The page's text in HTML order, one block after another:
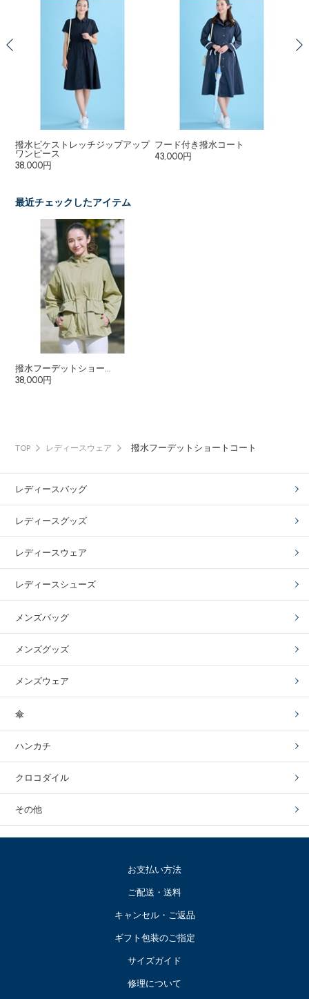
撥水ピケストレッチジップアップ
ワンピース
38,000円
フード付き撥水コート
43,000円
最近チェックしたアイテム
撥水フーデットショー...
38,000円
TOP レディースウェア 撥水フーデットショートコート
レディースバッグ
レディースグッズ
レディースウェア
レディースシューズ
メンズバッグ
メンズグッズ
メンズウェア
傘
ハンカチ
クロコダイル
その他
お支払い方法
ご配送・送料
キャンセル・ご返品
ギフト包装のご指定
サイズガイド
修理について